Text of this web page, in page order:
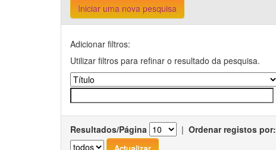
Iniciar uma nova pesquisa
Adicionar filtros:
Utilizar filtros para refinar o resultado da pesquisa.
Resultados/Página | Ordenar registos por: